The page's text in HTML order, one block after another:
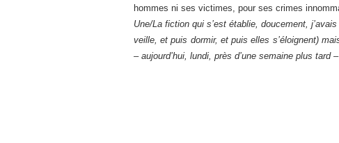
hommes ni ses victimes, pour ses crimes
Une/La fiction qui s’est établie, doucement,
veille, et puis dormir, et puis elles s’éloignent)
– aujourd’hui, lundi, près d’une semaine plus tard